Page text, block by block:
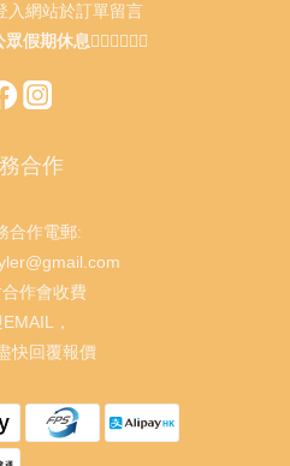
入網站於訂單留言
假期休息🙇🏻‍♂️🙇🏻‍♀️
合作
合作電郵:
合作會收費
，
快回覆報價